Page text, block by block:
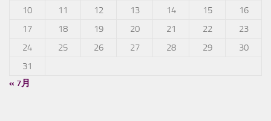
10
11 12 13 14 15
16
17
18 19 20 21 22
23
24
25 26 27 28 29
30
31
« 7月